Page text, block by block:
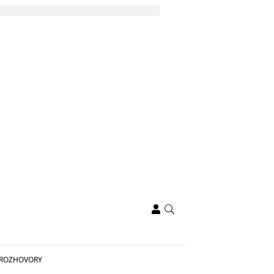
ROZHOVORY